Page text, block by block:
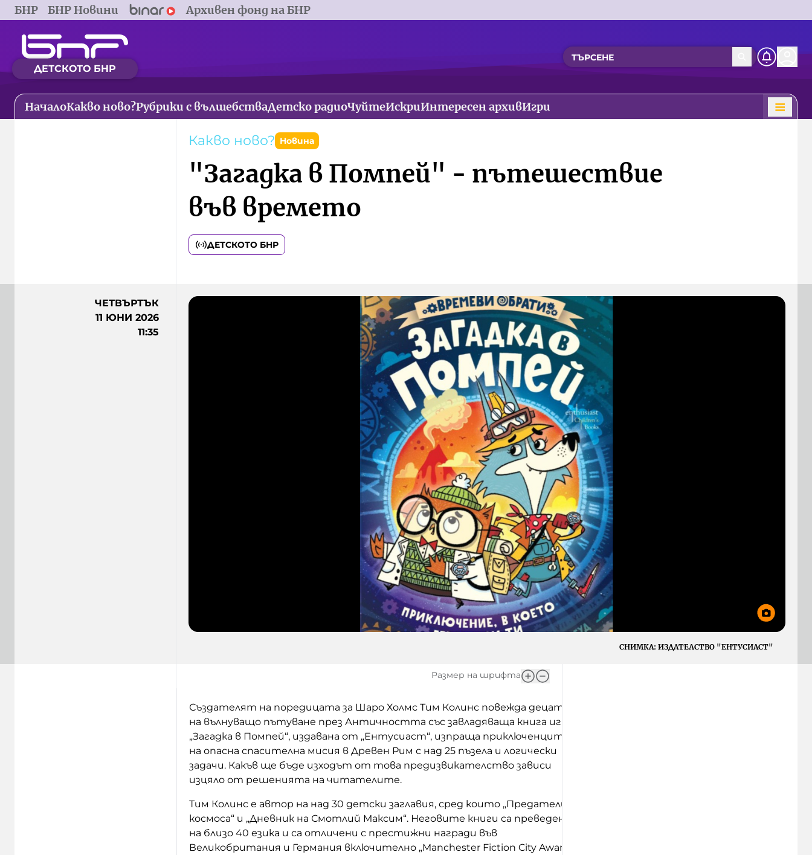
БНР БНР Новини Архивен фонд на БНР
ДЕТСКОТО БНР
НачалоКакво ново?Рубрики с вълшебстваДетско радиоЧуйтеИскриИнтересен архивИгри
Какво ново? Новина
"Загадка в Помпей" - пътешествие
във времето
ДЕТСКОТО БНР
ЧЕТВЪРТЪК
11 ЮНИ 2026
11:35
СНИМКА: ИЗДАТЕЛСТВО "ЕНТУСИАСТ"
Размер на шрифта
Създателят на поредицата за Шаро Холмс Тим Колинс повежда децата
на вълнуващо пътуване през Античността със завладяваща книга игра.
„Загадка в Помпей“, издавана от „Ентусиаст“, изпраща приключенците
на опасна спасителна мисия в Древен Рим с над 25 пъзела и логически
задачи. Какъв ще бъде изходът от това предизвикателство зависи
изцяло от решенията на читателите.
Тим Колинс е автор на над 30 детски заглавия, сред които „Предатели в
космоса“ и „Дневник на Смотлий Максим“. Неговите книги са преведени
на близо 40 езика и са отличени с престижни награди във
Великобритания и Германия включително „Manchester Fiction City Award“